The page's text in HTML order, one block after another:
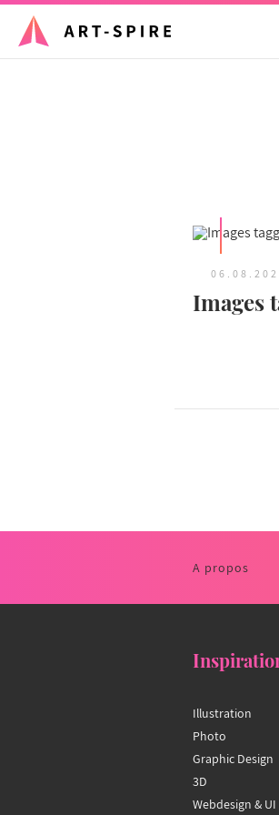
Images
A propos
Illustration
Photo
Graphic Design
3D
Webdesign & UI